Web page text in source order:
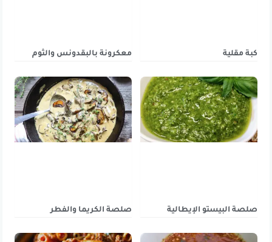
كبة مقلية معكرونة بالبقدونس والثوم
صلصة البيستو الإيطالية صلصة الكريما والفطر